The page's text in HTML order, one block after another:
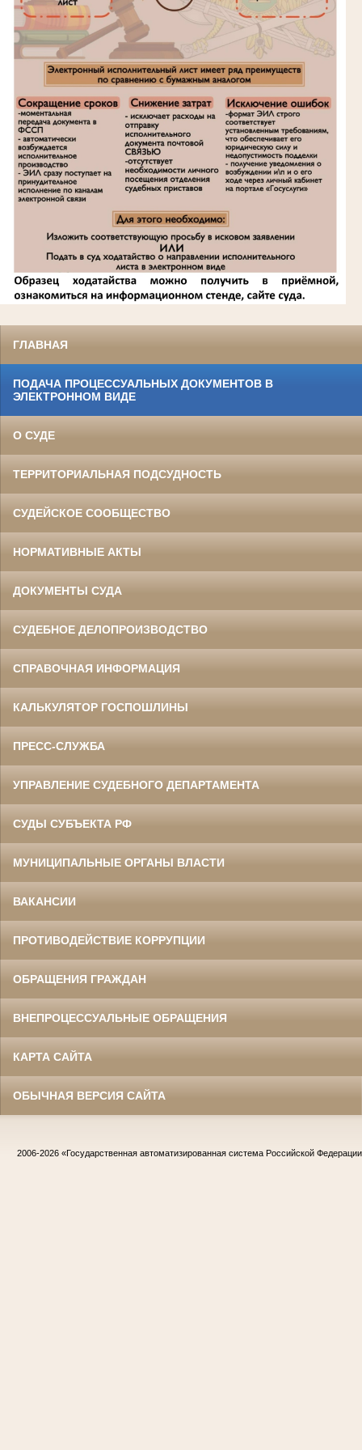
ГЛАВНАЯ
ПОДАЧА ПРОЦЕССУАЛЬНЫХ ДОКУМЕНТОВ В
ЭЛЕКТРОННОМ ВИДЕ
О СУДЕ
ТЕРРИТОРИАЛЬНАЯ ПОДСУДНОСТЬ
СУДЕЙСКОЕ СООБЩЕСТВО
НОРМАТИВНЫЕ АКТЫ
ДОКУМЕНТЫ СУДА
СУДЕБНОЕ ДЕЛОПРОИЗВОДСТВО
СПРАВОЧНАЯ ИНФОРМАЦИЯ
КАЛЬКУЛЯТОР ГОСПОШЛИНЫ
ПРЕСС-СЛУЖБА
УПРАВЛЕНИЕ СУДЕБНОГО ДЕПАРТАМЕНТА
СУДЫ СУБЪЕКТА РФ
МУНИЦИПАЛЬНЫЕ ОРГАНЫ ВЛАСТИ
ВАКАНСИИ
ПРОТИВОДЕЙСТВИЕ КОРРУПЦИИ
ОБРАЩЕНИЯ ГРАЖДАН
ВНЕПРОЦЕССУАЛЬНЫЕ ОБРАЩЕНИЯ
КАРТА САЙТА
ОБЫЧНАЯ ВЕРСИЯ САЙТА
2006-2026 «Государственная автоматизированная система Российской